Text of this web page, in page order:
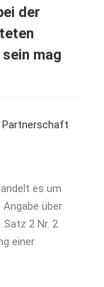
der
mag
Partnerschaft
es um
über
Satz 2 Nr. 2
einer